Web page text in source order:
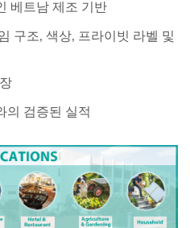
베트남 제조 기반
구조, 색상, 프라이빗 라벨 및
의 검증된 실적